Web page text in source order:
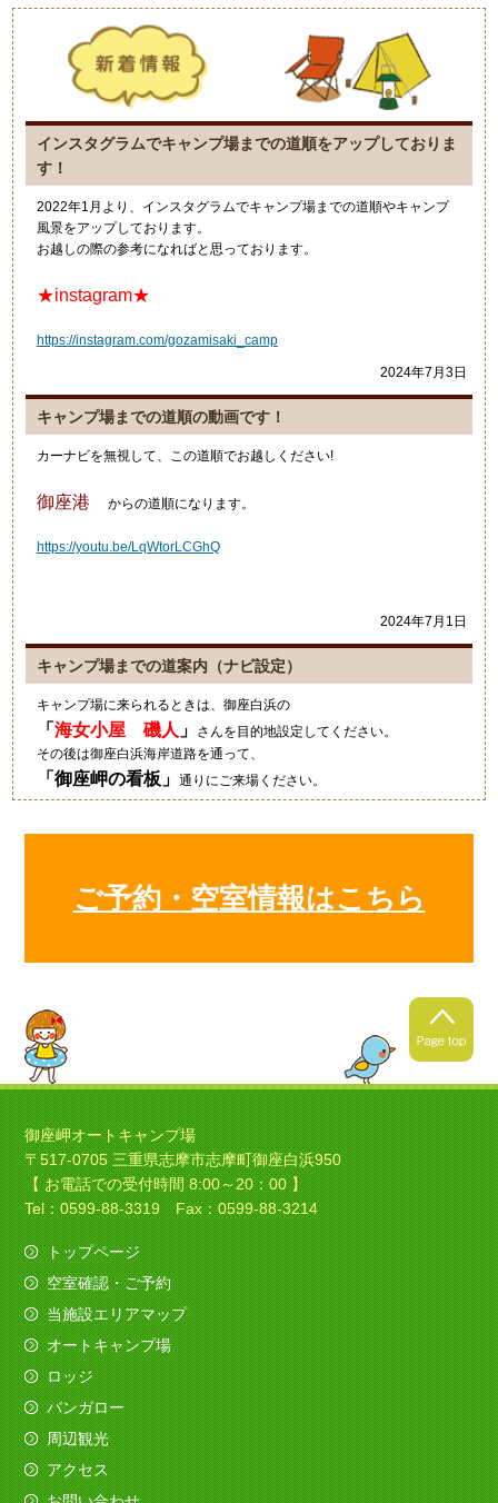
インスタグラムでキャンプ場までの道順をアップしておりま
す！
2022年1月より、インスタグラムでキャンプ場までの道順やキャンプ
風景をアップしております。
お越しの際の参考になればと思っております。
★instagram★
https://instagram.com/gozamisaki_camp
2024年7月3日
キャンプ場までの道順の動画です！
カーナビを無視して、この道順でお越しください!
御座港 からの道順になります。
https://youtu.be/LqWtorLCGhQ
2024年7月1日
キャンプ場までの道案内（ナビ設定）
キャンプ場に来られるときは、御座白浜の
「 海女小屋 磯人 」
さんを目的地設定してください。
その後は御座白浜海岸道路を通って、
「 御座岬の看板 」 通りにご来場ください。
狼のイラストの入ったワンポ
2021年4月24日
春キャンプの季節ですね！
暖かくなってきましたね！春
キャンプにいい季節ですね！
2021年4月4日
ソロキャンプの季節ですね！
今日は素敵なバイクのお客様がみえました、寒さ
も吹き飛ばしてくれました。
（すべてを赤色でコーディネイト！いいですね
～）
2020年12月11日
ご予約・空室情報はこちら
御座岬オートキャンプ場
〒517-0705 三重県志摩市志摩町御座白浜950
【 お電話での受付時間 8:00～20：00 】
Tel：0599-88-3319 Fax：0599-88-3214
トップページ
空室確認・ご予約
当施設エリアマップ
オートキャンプ場
ロッジ
バンガロー
周辺観光
アクセス